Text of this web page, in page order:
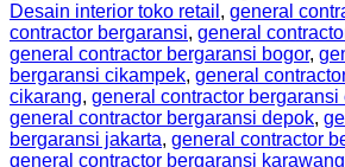
Desain interior toko retail , general
contractor bergaransi, general
general contractor bergaransi bogor,
bergaransi cikampek, general
cikarang, general contractor
general contractor bergaransi depok,
bergaransi jakarta, general contractor
general contractor bergaransi